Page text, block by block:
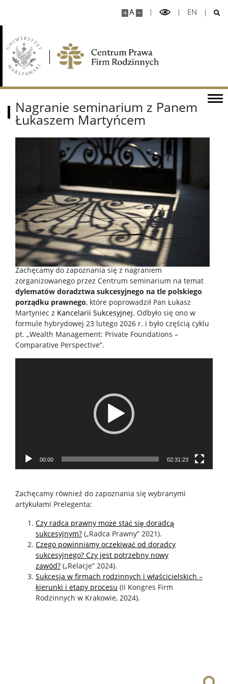
A EN
Nagranie seminarium z Panem
Łukaszem Martyńcem
Zachęcamy do zapoznania się z nagraniem
zorganizowanego przez Centrum seminarium na temat
dylematów doradztwa sukcesyjnego na tle polskiego
porządku prawnego, które poprowadził Pan Łukasz
Martyniec z Kancelarii Sukcesyjnej. Odbyło się ono w
formule hybrydowej 23 lutego 2026 r. i było częścią cyklu
pt. „Wealth Management: Private Foundations –
Comparative Perspective”.
00:00 02:31:23
Zachęcamy również do zapoznania się wybranymi
artykułami Prelegenta:
Czy radca prawny może stać się doradcą
sukcesyjnym? („Radca Prawny” 2021).
Czego powinniśmy oczekiwać od doradcy
sukcesyjnego? Czy jest potrzebny nowy
zawód? („Relacje” 2024).
Sukcesja w firmach rodzinnych i właścicielskich –
kierunki i etapy procesu (II Kongres Firm
Rodzinnych w Krakowie, 2024).